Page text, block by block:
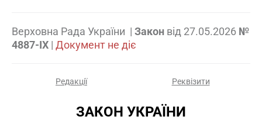
Верховна Рада України | Закон від 27.05.2026 №
4887-IX | Документ не діє
Редакції Реквізити
ЗАКОН УКРАЇНИ